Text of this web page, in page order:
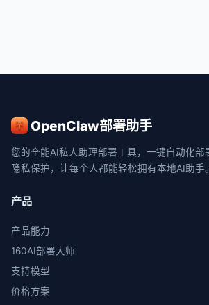
OpenClaw部署助手
您的全能AI私人助理部署工具，一键自动化部
隐私保护，让每个人都能轻松拥有本地AI助手。
产品
产品能力
160AI部署大师
支持模型
价格方案